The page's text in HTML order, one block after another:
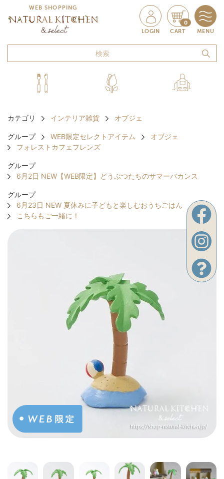
WEB SHOPPING
LOGIN
0
CART MENU
カテゴリ インテリア雑貨 オブジェ
グループ WEB限定セレクトアイテム
オブジェ
フォレストカフェフレンズ
グループ
6月2日 NEW【WEB限定】どうぶつたちのサマーバカンス
グループ
6月23日 NEW 夏休みに子どもと楽しむおうちごはん
こちらもご一緒に！